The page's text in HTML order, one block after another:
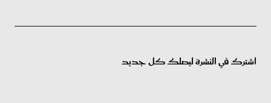
اشترك في النشرة ليصلك كل جديد